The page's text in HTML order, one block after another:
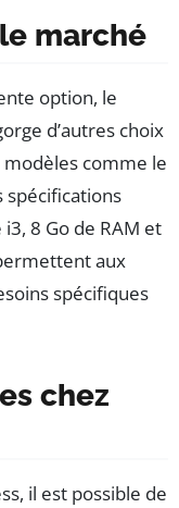
marché
option, le
d’autres choix
comme le
spécifications
8 Go de RAM et
aux
spécifiques
chez
il est possible de